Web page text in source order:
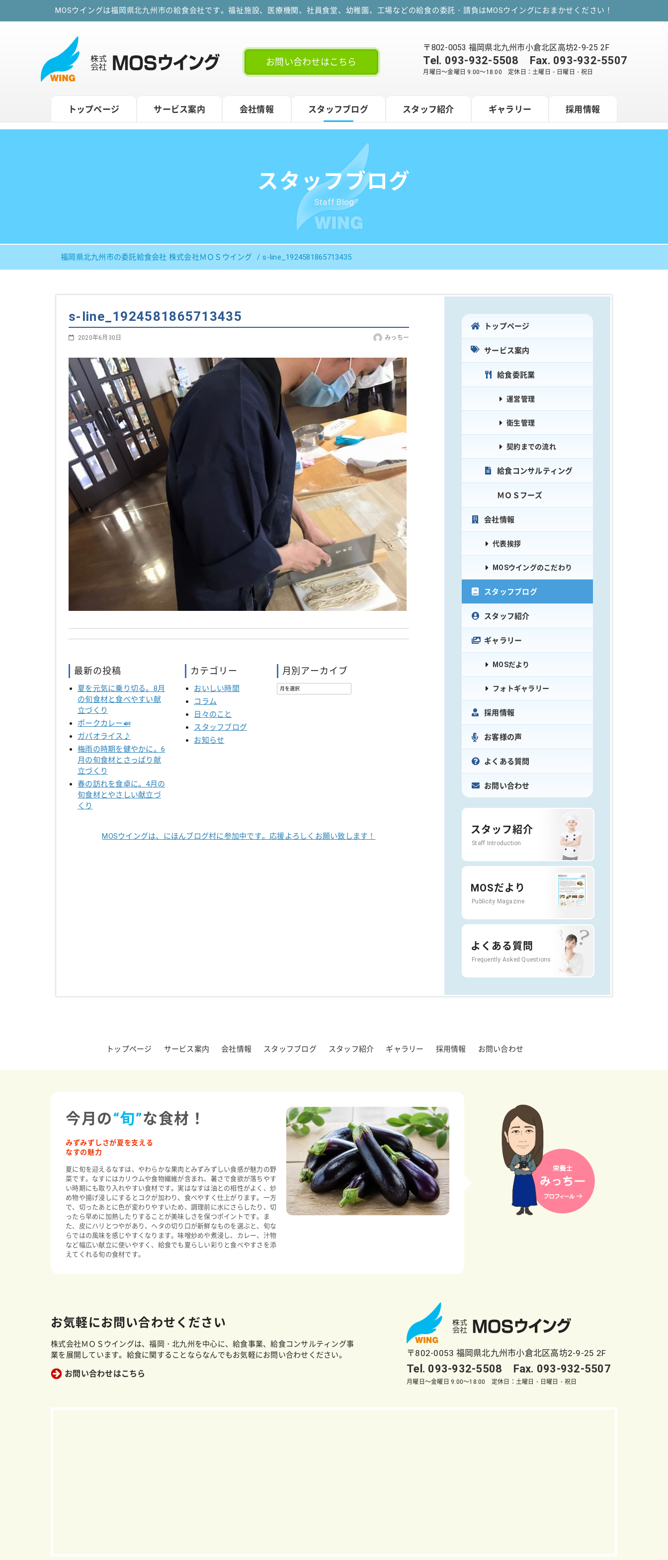
MOSウイングは福岡県北九州市の給食会社です。福祉施設、医療機関、社員食堂、幼稚園、工場などの給食の委託・請負はMOSウイングにおまかせください！
お問い合わせはこちら
〒802-0053 福岡県北九州市小倉北区高坊2-9-25 2F
Tel. 093-932-5508 Fax. 093-932-5507
月曜日～金曜日 9:00～18:00 定休日：土曜日・日曜日・祝日
トップページ サービス案内 会社情報 スタッフブログ スタッフ紹介 ギャラリー 採用情報
スタッフブログ
Staff Blog
福岡県北九州市の委託給食会社 株式会社ＭＯＳウイング s-line_1924581865713435
s-line_1924581865713435
2020年6月30日 みっちー
最新の投稿
夏を元気に乗り切る。8月
の旬食材と食べやすい献
立づくり
ポークカレー🍛
ガパオライス♪
梅雨の時期を健やかに。6
月の旬食材とさっぱり献
立づくり
春の訪れを食卓に。4月の
旬食材とやさしい献立づ
くり
カテゴリー
おいしい時間
コラム
日々のこと
スタッフブログ
お知らせ
月別アーカイブ
MOSウイングは、にほんブログ村に参加中です。 応援よろしくお願い致します！
トップページ
サービス案内
給食委託業
運営管理
衛生管理
契約までの流れ
給食コンサルティング
ＭＯＳフーズ
会社情報
代表挨拶
MOSウイングのこだわり
スタッフブログ
スタッフ紹介
ギャラリー
MOSだより
フォトギャラリー
採用情報
お客様の声
よくある質問
お問い合わせ
スタッフ紹介
Staff Introduction
MOSだより
Publicity Magazine
よくある質問
Frequently Asked Questions
トップページ サービス案内 会社情報 スタッフブログ スタッフ紹介 ギャラリー 採用情報 お問い合わせ
今月の“旬”な食材！
みずみずしさが夏を支える
なすの魅力
夏に旬を迎えるなすは、やわらかな果肉とみずみずしい食感が魅力の野
菜です。なすにはカリウムや食物繊維が含まれ、暑さで食欲が落ちやす
い時期にも取り入れやすい食材です。実はなすは油との相性がよく、炒
め物や揚げ浸しにするとコクが加わり、食べやすく仕上がります。一方
で、切ったあとに色が変わりやすいため、調理前に水にさらしたり、切
ったら早めに加熱したりすることが美味しさを保つポイントです。ま
た、皮にハリとつやがあり、ヘタの切り口が新鮮なものを選ぶと、旬な
らではの風味を感じやすくなります。味噌炒めや煮浸し、カレー、汁物
など幅広い献立に使いやすく、給食でも夏らしい彩りと食べやすさを添
えてくれる旬の食材です。
お気軽にお問い合わせください
株式会社ＭＯＳウイングは、福岡・北九州を中心に、給食事業、給食コンサルティング事
業を展開しています。給食に関することならなんでもお気軽にお問い合わせください。
お問い合わせはこちら
〒802-0053 福岡県北九州市小倉北区高坊2-9-25 2F
Tel. 093-932-5508 Fax. 093-932-5507
月曜日～金曜日 9:00～18:00 定休日：土曜日・日曜日・祝日